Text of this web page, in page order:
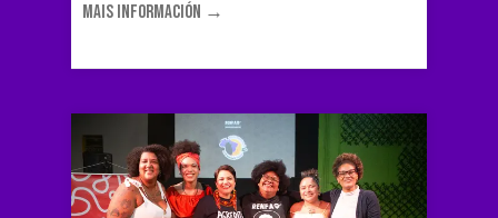
MAIS INFORMACIÓN →